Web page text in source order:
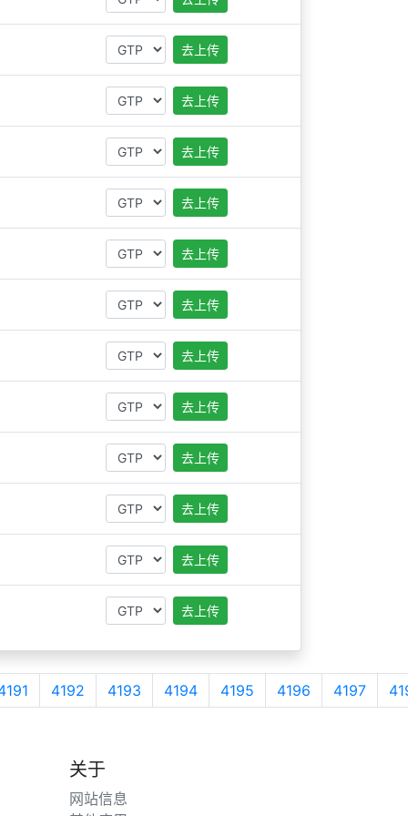
去上传
去上传
去上传
去上传
去上传
去上传
去上传
去上传
去上传
去上传
去上传
去上传
4192 4193 4194 4195 4196 4197
关于
网站信息